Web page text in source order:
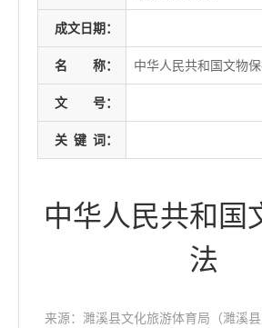
成文日期：
名 称： 中华人民共和国文物
文 号：
关 键 词：
中华人民共和国
法
来源：濉溪县文化旅游体育局（濉溪